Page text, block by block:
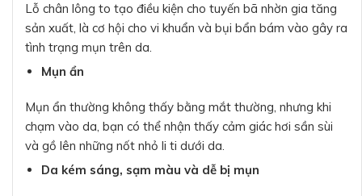
Lỗ chân lông to tạo điều kiện cho tuyến bã nhờn gia tăng
sản xuất, là cơ hội cho vi khuẩn và bụi bẩn bám vào gây ra
tình trạng mụn trên da.
Mụn ẩn
Mụn ẩn thường không thấy bằng mắt thường, nhưng khi
chạm vào da, bạn có thể nhận thấy cảm giác hơi sần sùi
và gồ lên những nốt nhỏ li ti dưới da.
Da kém sáng, sạm màu và dễ bị mụn